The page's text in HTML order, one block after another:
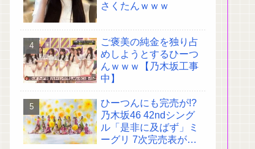
さくたんｗｗｗ
ご褒美の純金を独り占
めしようとするひーつ
んｗｗｗ【乃木坂工事
中】
ひーつんにも完売が!?
乃木坂46 42ndシング
ル「是非に及ばず」ミ
ーグリ 7次完売表がこ